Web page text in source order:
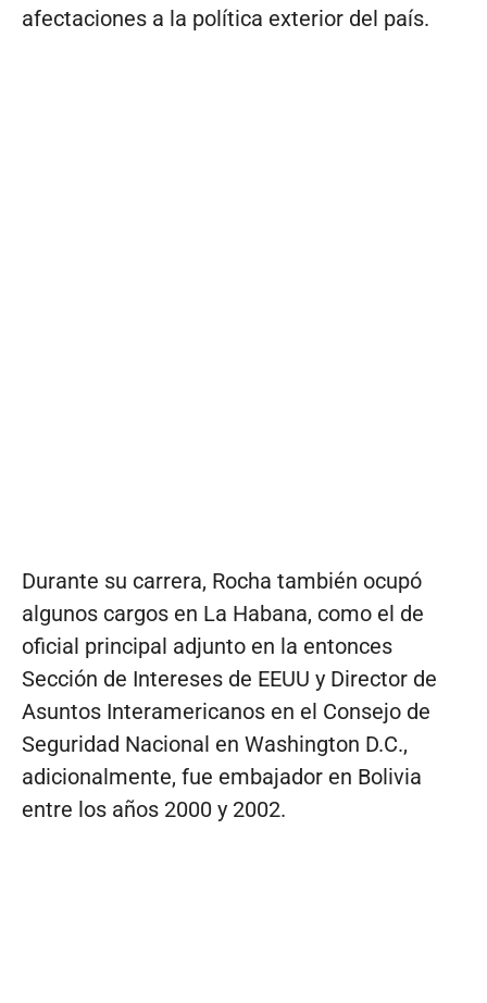
afectaciones a la política exterior del país.
Durante su carrera, Rocha también ocupó
algunos cargos en La Habana, como el de
oficial principal adjunto en la entonces
Sección de Intereses de EEUU y Director de
Asuntos Interamericanos en el Consejo de
Seguridad Nacional en Washington D.C.,
adicionalmente, fue embajador en Bolivia
entre los años 2000 y 2002.